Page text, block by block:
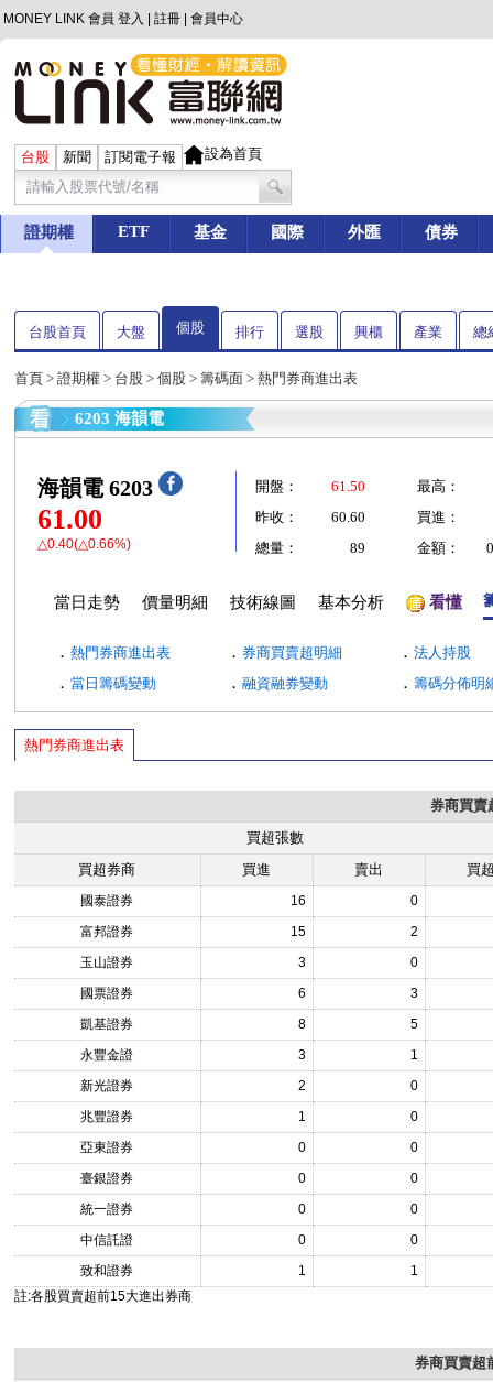
MONEY LINK 會員 登入 註冊 會員中心
台股 新聞 訂閱電子報 設為首頁
證期權 ETF 基金 國際 外匯 債券
台股首頁 大盤 個股 排行 選股 興櫃 產業 總
首頁 > 證期權 > 台股 > 個股 > 籌碼面 > 熱門券商進出表
6203 海韻電
海韻電 6203
61.00
△0.40(△0.66%)
開盤： 61.50
最高：
昨收：
60.60
買進：
總量：
89 金額：
當日走勢 價量明細 技術線圖 基本分析 看懂
． 熱門券商進出表 ． 券商買賣超明細 ． 法人持股
． 當日籌碼變動 ． 融資融券變動 ． 籌碼分佈明
熱門券商進出表
券商買賣
買超張數
買超券商
買進 賣出 買
國泰證券 16
0
富邦證券
15
2
玉山證券
3
0
國票證券
6
3
凱基證券
8
5
永豐金證
3
1
新光證券
2
0
兆豐證券
1
0
亞東證券
0
0
臺銀證券
0
0
統一證券
0
0
中信託證
0
0
致和證券
1
1
註:各股買賣超前15大進出券商
券商買賣超